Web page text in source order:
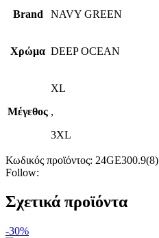
Brand NAVY GREEN
Χρώμα DEEP OCEAN
Μέγεθος
XL
,
3XL
Κωδικός προϊόντος: 24GE300.9(8)
Follow:
Σχετικά προϊόντα
-30%